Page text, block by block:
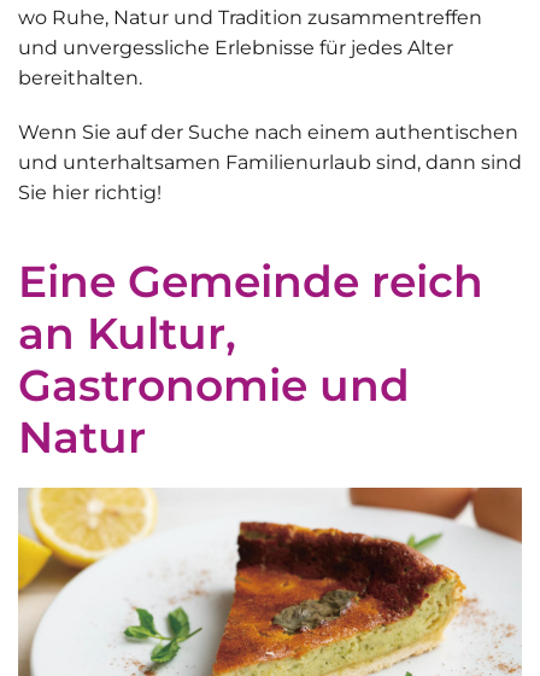
wo Ruhe, Natur und Tradition zusammentreffen
und unvergessliche Erlebnisse für jedes Alter
bereithalten.
Wenn Sie auf der Suche nach einem authentischen
und unterhaltsamen Familienurlaub sind, dann sind
Sie hier richtig!
Eine Gemeinde reich
an Kultur,
Gastronomie und
Natur